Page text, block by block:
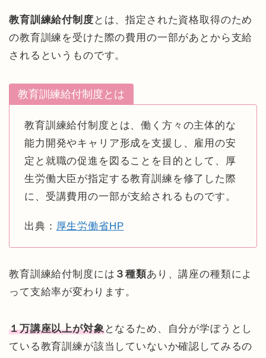
教育訓練給付制度 とは、指定された資格取得のため
の教育訓練を受けた際の費用の一部があとから支給
されるというものです。
教育訓練給付制度とは
教育訓練給付制度とは、働く方々の主体的な
能力開発やキャリア形成を支援し、雇用の安
定と就職の促進を図ることを目的として、厚
生労働大臣が指定する教育訓練を修了した際
に、受講費用の一部が支給されるものです。
出典： 厚生労働省HP
教育訓練給付制度には ３種類あり、講座の種類によ
って支給率が変わります。
１万講座以上が対象となるため、自分が学ぼうとし
ている教育訓練が該当していないか確認してみるの